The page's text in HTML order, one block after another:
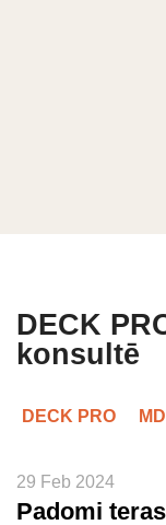
DECK
konsultē
DECK PRO
29 Feb 2024
Padomi